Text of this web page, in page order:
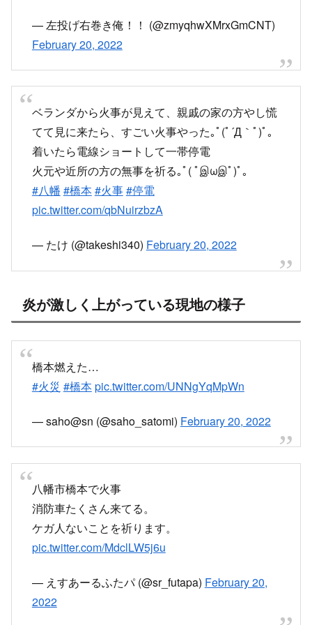
寝てる時に何か焦げ匂いがしたので！まさか家の
近くで火事ありました！！
pic.twitter.com/gEAiRZUWG6
— 左投げ右巻き俺！！ (@zmyqhwXMrxGmCNT)
February 20, 2022
火事pic.twitter.com/IWlmRDkWjY
— AJ@えじぇたろす (@aj23_SLMagic)February
20日午後10時10分ごろ、
ている。
八幡署によると、住人の高齢女性と連絡が取れていないと
いう。
Yahoo!ニュース
Yahoo!ニュースは、新聞・通信社が配信するニュースのほ
か、映像、雑誌や個人の書き手が執筆する記事など多種多
news.yahoo.co.jp
火災の影響で電線が切れて一部停電
本当に寝る前には、必ず火元だけは